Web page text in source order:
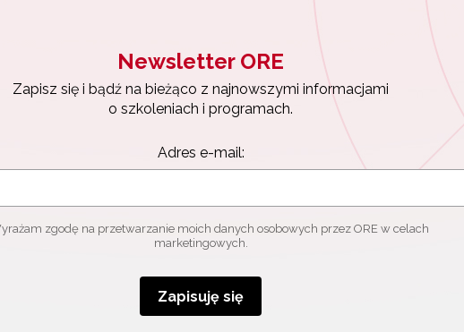
Newsletter ORE
Zapisz się i bądź na bieżąco z najnowszymi informacjami
o szkoleniach i programach.
Adres e-mail:
zgodę na przetwarzanie moich danych osobowych przez ORE w celach
marketingowych.
Zapisuję się